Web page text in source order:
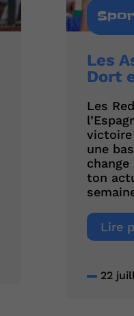
Les
Dort
Les
victoire
une
ton
Lire
22